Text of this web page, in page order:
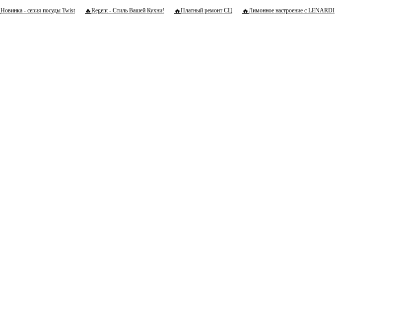
Новинка - серия посуды Twist 🔥Regent - Стиль Вашей Кухни! 🔥Платный ремонт СЦ 🔥Лимонное настроение с LENARDI